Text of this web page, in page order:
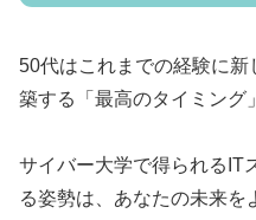
50代はこれまでの経験に
築する「最高のタイミング
サイバー大学で得られるIT
る姿勢は、あなたの未来を